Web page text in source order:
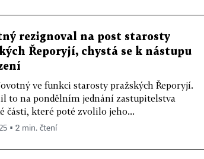
rezignoval na post starosty
Řeporyjí, chystá se k nástupu
ve funkci starosty pražských Řeporyjí.
to na pondělním jednání zastupitelstva
části, které poté zvolilo jeho...
▪ 2 min. čtení